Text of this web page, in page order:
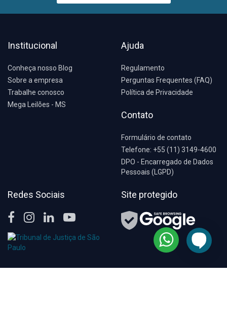
Institucional
Conheça nosso Blog
Sobre a empresa
Trabalhe conosco
Mega Leilões - MS
Ajuda
Regulamento
Perguntas Frequentes (FAQ)
Política de Privacidade
Contato
Formulário de contato
Telefone: +55 (11) 3149-4600
DPO - Encarregado de Dados
Pessoais (LGPD)
Redes Sociais Site protegido